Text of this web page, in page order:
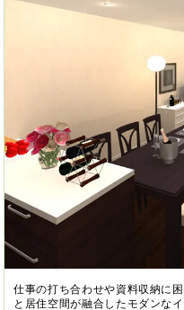
仕事の打ち合わせや資料収納に
と居住空間が融合したモダンな